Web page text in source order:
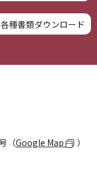
各種書類ダウンロード
（Google Map
）